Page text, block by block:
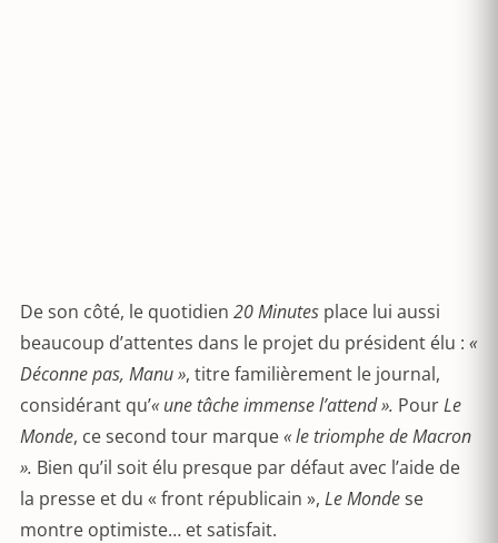
De son côté, le quotidien 20 Minutes place lui aussi
beaucoup d’attentes dans le projet du président élu : «
Déconne pas, Manu », titre familièrement le journal,
considérant qu’« une tâche immense l’attend ». PourLe
Monde, ce second tour marque« le triomphe de Macron
». Bien qu’il soit élu presque par défaut avec l’aide de
la presse et du « front républicain », Le Mondese
montre optimiste… et satisfait.